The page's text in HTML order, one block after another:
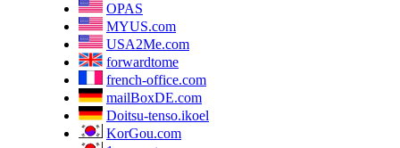
OPAS
MYUS.com
USA2Me.com
forwardtome
french-office.com
mailBoxDE.com
Doitsu-tenso.ikoel
KorGou.com